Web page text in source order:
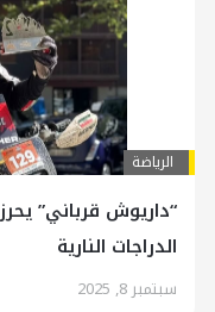
الرياضة
“داريوش قرباني”
الدراجات النارية
سبتمبر 8, 2025